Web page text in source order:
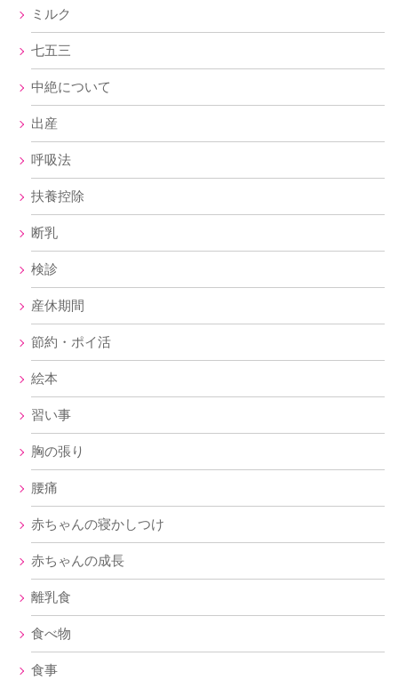
ミルク
七五三
中絶について
出産
呼吸法
扶養控除
断乳
検診
産休期間
節約・ポイ活
絵本
習い事
胸の張り
腰痛
赤ちゃんの寝かしつけ
赤ちゃんの成長
離乳食
食べ物
食事